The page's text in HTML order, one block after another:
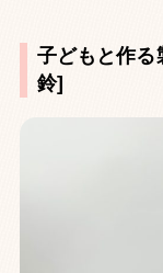
子どもと作る
鈴]